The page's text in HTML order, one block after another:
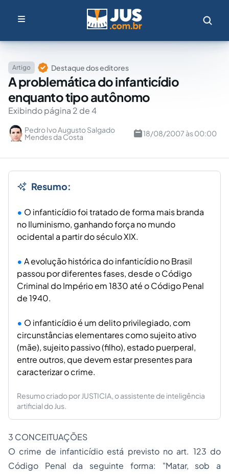
Artigo Destaque dos editores
A problemática do infanticídio
enquanto tipo autônomo
Exibindo página 2 de 4
Pedro Ivo Augusto Salgado
Mendes da Costa 18/08/2007 às 00:00
Resumo:
O infanticídio foi tratado de forma mais branda
no Iluminismo, ganhando força no mundo
ocidental a partir do século XIX.
A evolução histórica do infanticídio no Brasil
passou por diferentes fases, desde o Código
Criminal do Império em 1830 até o Código Penal
de 1940.
O infanticídio é um delito privilegiado, com
circunstâncias elementares como sujeito ativo
(mãe), sujeito passivo (filho), estado puerperal,
entre outros, que devem estar presentes para
caracterizar o crime.
Resumo criado por JUSTICIA, o assistente de inteligência
artificial do Jus.
3 CONCEITUAÇÕES
O crime de infanticídio está previsto no art. 123 do
Código Penal da seguinte forma: "Matar, sob a